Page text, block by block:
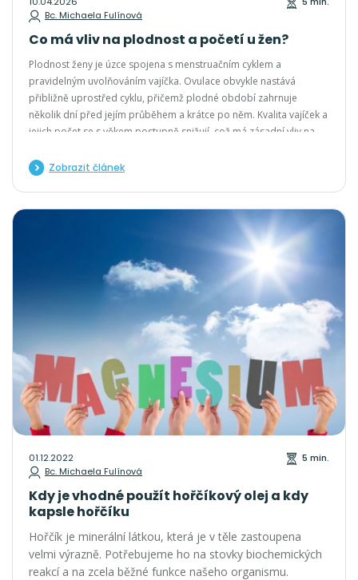
Bc. Michaela Fulínová
Co má vliv na plodnost a početí u žen?
Plodnost ženy je úzce spojena s menstruačním cyklem a
pravidelným uvolňováním vajíčka. Ovulace obvykle nastává
přibližně uprostřed cyklu, přičemž plodné období zahrnuje
několik dní před jejím průběhem a krátce po něm. Kvalita vajíček a
jejich počet se s věkem postupně snižují, což má zásadní vliv na
Zobrazit článek
01.12.2022
Bc. Michaela Fulínová
5 min.
Kdy je vhodné použít hořčíkový olej a kdy
kapsle hořčíku
Hořčík je minerální látkou, která je v těle zastoupena
velmi výrazně. Potřebujeme ho na stovky biochemických
reakcí a na zcela běžné funkce našeho organismu.